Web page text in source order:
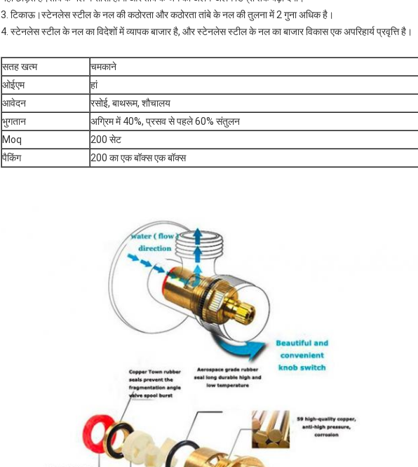
3. टिकाऊ।स्टेनलेस स्टील के नल की कठोरता और कठोरता तांबे के नल की तुलना में 2 गुना अधिक है।
4. स्टेनलेस स्टील के नल का विदेशों में व्यापक बाजार है, और स्टेनलेस स्टील के नल का बाजार विकास एक अपरिहार्य प्रवृत्ति है।
सतह खत्म
चमकाने
ओईएम
हां
आवेदन
रसोई, बाथरूम, शौचालय
भुगतान
अग्रिम में 40%, प्रसव से पहले 60% संतुलन
Moq
200 सेट
पैकिंग
200 का एक बॉक्स एक बॉक्स